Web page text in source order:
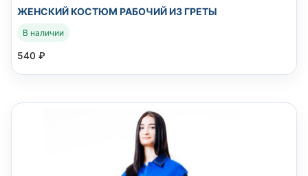
ЖЕНСКИЙ КОСТЮМ РАБОЧИЙ ИЗ ГРЕТЫ
В наличии
540 ₽